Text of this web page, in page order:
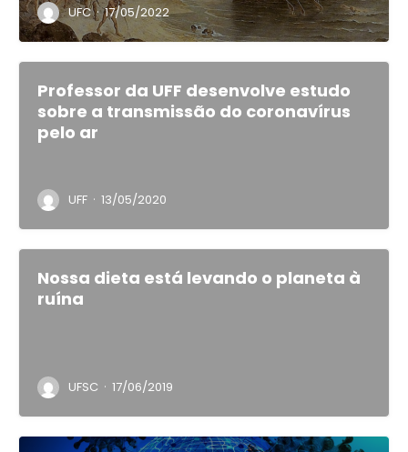
UFC · 17/05/2022
Professor da UFF desenvolve estudo
sobre a transmissão do coronavírus
pelo ar
UFF · 13/05/2020
Nossa dieta está levando o planeta à
ruína
UFSC · 17/06/2019